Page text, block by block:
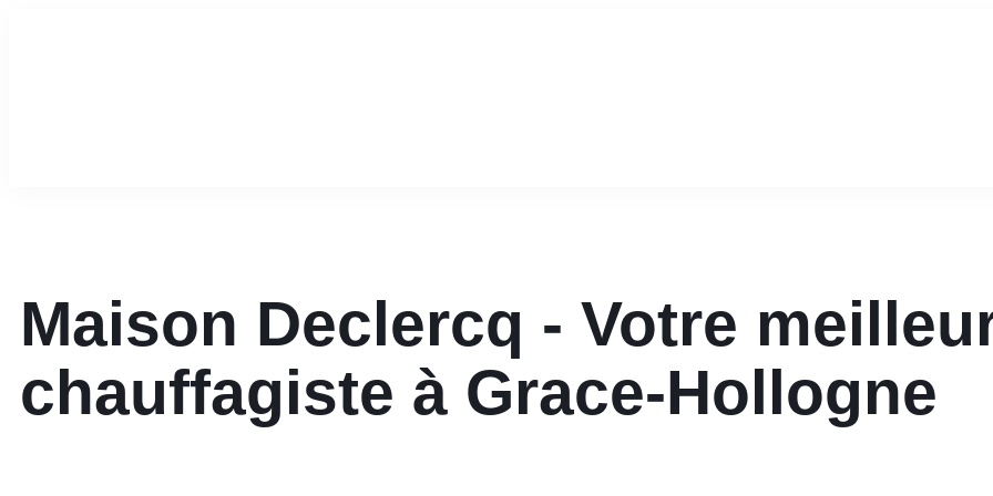
Maison Declercq - Votre
chauffagiste à Grace-Hollogne